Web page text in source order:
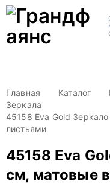
Главная Каталог
Зеркала
45158 Eva Gold
листьями
45158 Eva
см, матовые